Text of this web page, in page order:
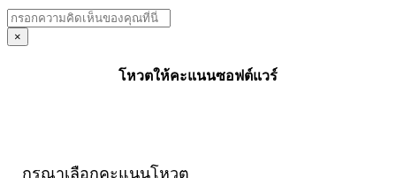
×
โหวตให้คะแนนซอฟต์แวร์
กรุณาเลือกคะแนนโหวต